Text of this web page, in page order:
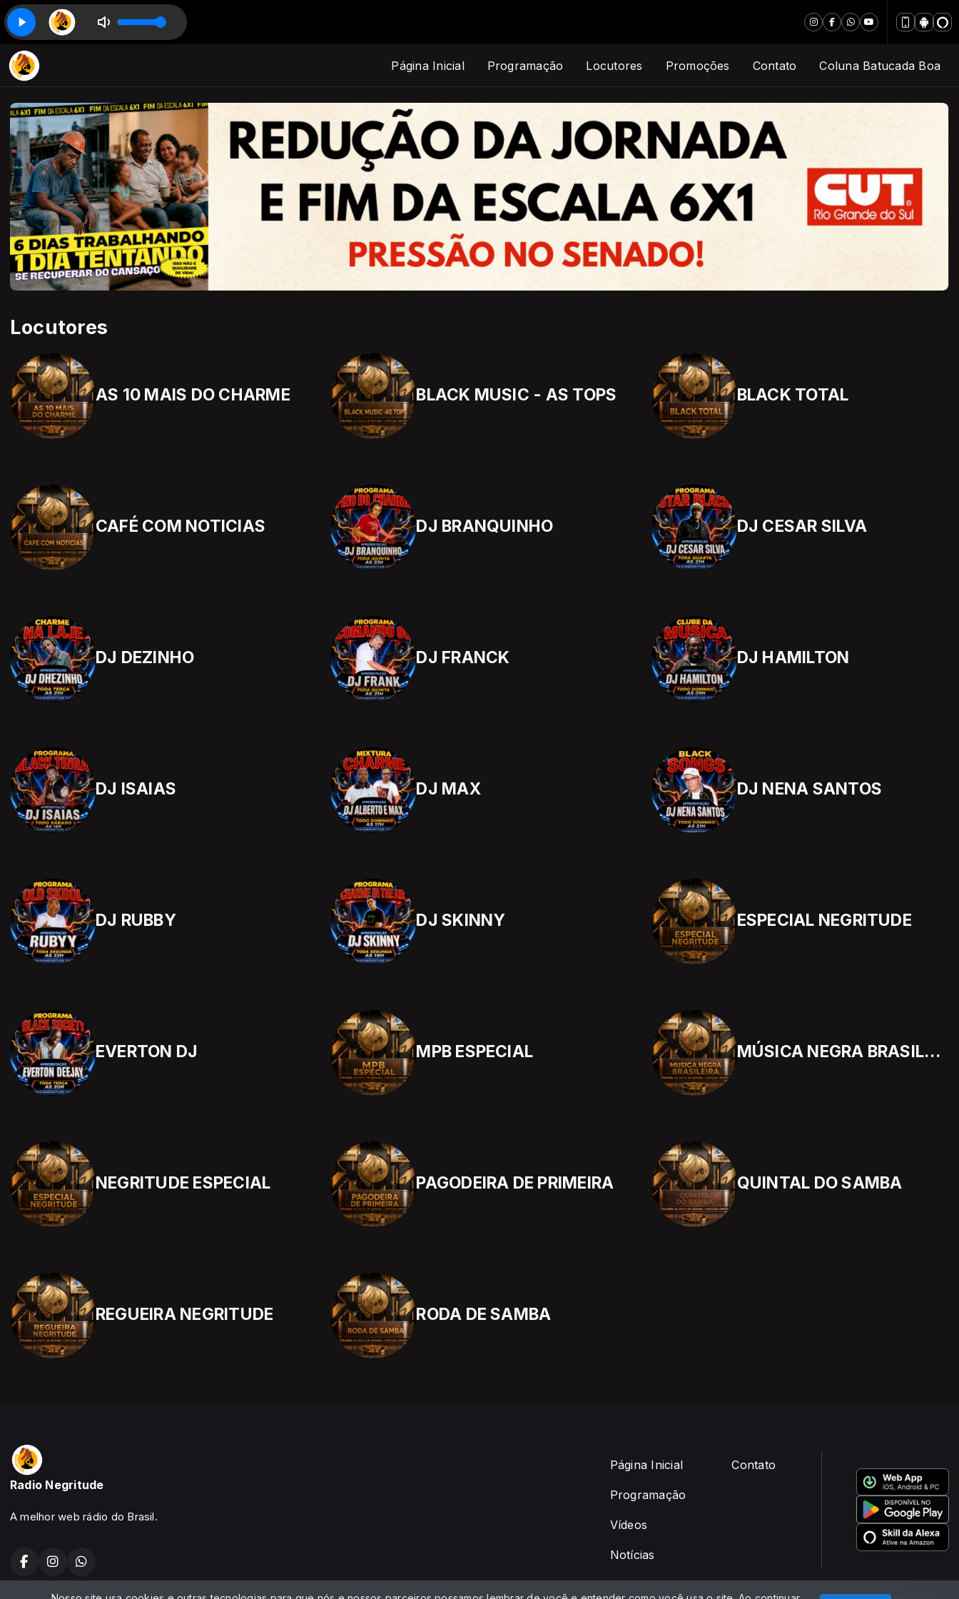
Página Inicial Programação Locutores Promoções Contato Coluna Batucada Boa
Locutores
AS 10 MAIS DO CHARME BLACK MUSIC - AS TOPS BLACK TOTAL
CAFÉ COM NOTICIAS DJ BRANQUINHO DJ CESAR SILVA
DJ DEZINHO DJ FRANCK DJ HAMILTON
DJ ISAIAS DJ MAX DJ NENA SANTOS
DJ RUBBY DJ SKINNY ESPECIAL NEGRITUDE
EVERTON DJ MPB ESPECIAL MÚSICA NEGRA BRASILEIRA
NEGRITUDE ESPECIAL PAGODEIRA DE PRIMEIRA QUINTAL DO SAMBA
REGUEIRA NEGRITUDE RODA DE SAMBA
Radio Negritude
A melhor web rádio do Brasil.
Página Inicial
Programação
Vídeos
Notícias
Contato